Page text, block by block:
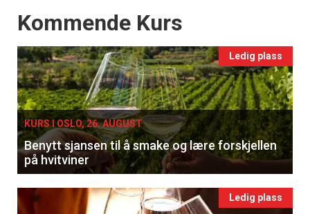
Events
Kommende Kurs
Ledig plass
KURS I OSLO, 26. AUGUST
Benytt sjansen til å smake og lære forskjellen
på hvitviner
Ledig plass